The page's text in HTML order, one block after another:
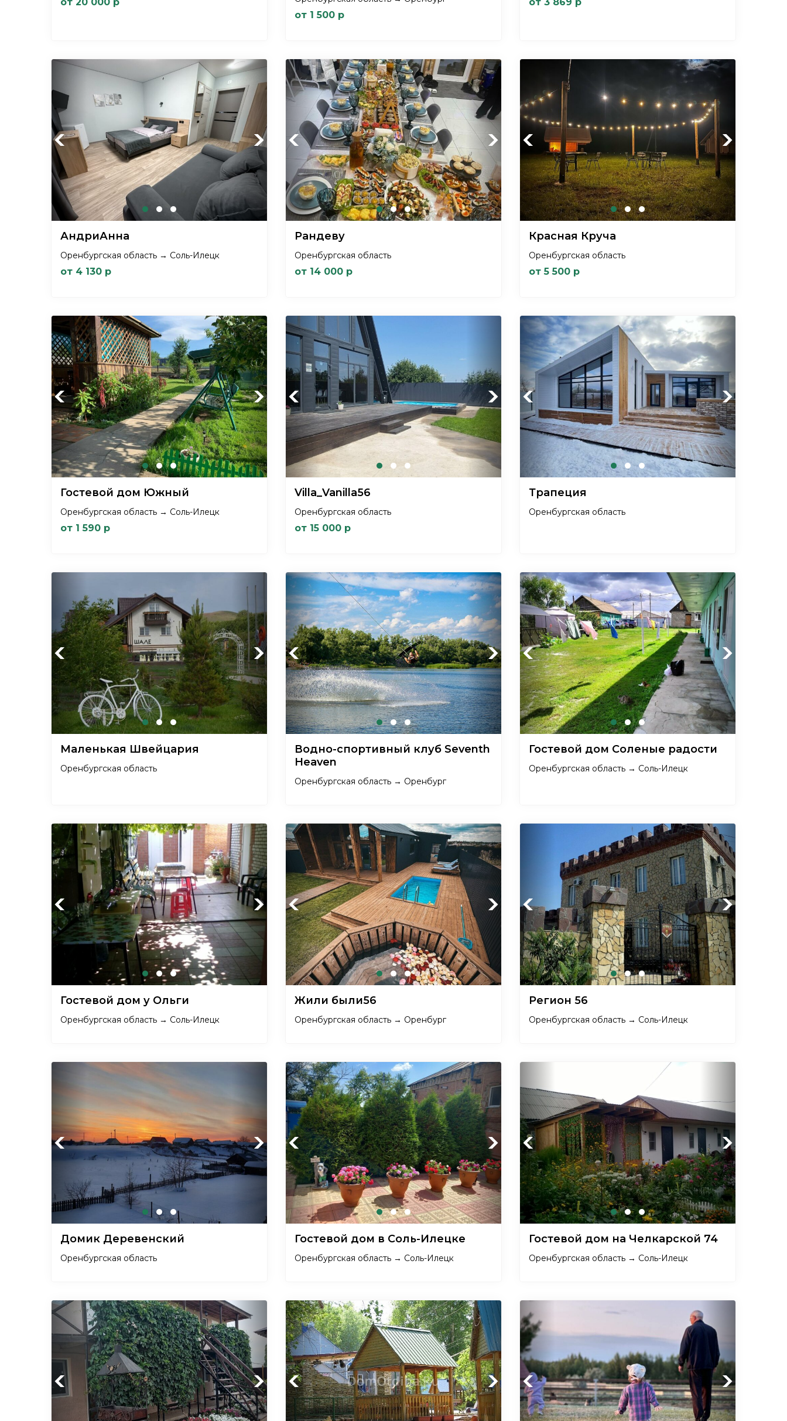
от 1 500 р
Previous Next
АндриАнна
Оренбургская область → Соль-Илецк
от 4 130 р
Previous Next
Рандеву
Оренбургская область
от 14 000 р
Previous Next
Красная Круча
Оренбургская область
от 5 500 р
Previous Next
Гостевой дом Южный
Оренбургская область → Соль-Илецк
от 1 590 р
Previous Next
Villa_Vanilla56
Оренбургская область
от 15 000 р
Previous Next
Трапеция
Оренбургская область
Previous Next
Маленькая Швейцария
Оренбургская область
Previous Next
Водно-спортивный клуб Seventh
Heaven
Оренбургская область → Оренбург
Previous Next
Гостевой дом Соленые радости
Оренбургская область → Соль-Илецк
Previous Next
Гостевой дом у Ольги
Оренбургская область → Соль-Илецк
Previous Next
Жили были56
Оренбургская область → Оренбург
Previous Next
Регион 56
Оренбургская область → Соль-Илецк
Previous Next
Домик Деревенский
Оренбургская область
Previous Next
Гостевой дом в Соль-Илецке
Оренбургская область → Соль-Илецк
Previous Next
Гостевой дом на Челкарской 74
Оренбургская область → Соль-Илецк
Previous Next Previous Next Previous Next